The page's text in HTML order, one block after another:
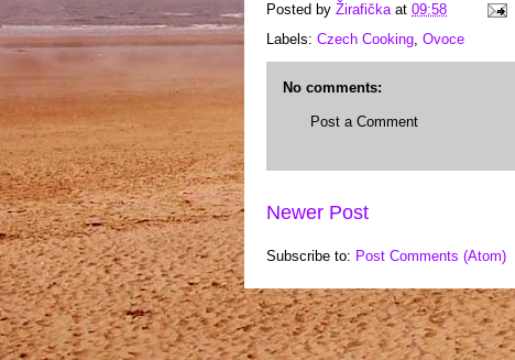
Posted by Žirafička at 09:58
Labels: Czech Cooking, Ovoce
No comments:
Post a Comment
Newer Post
Subscribe to: Post Comments (Atom)